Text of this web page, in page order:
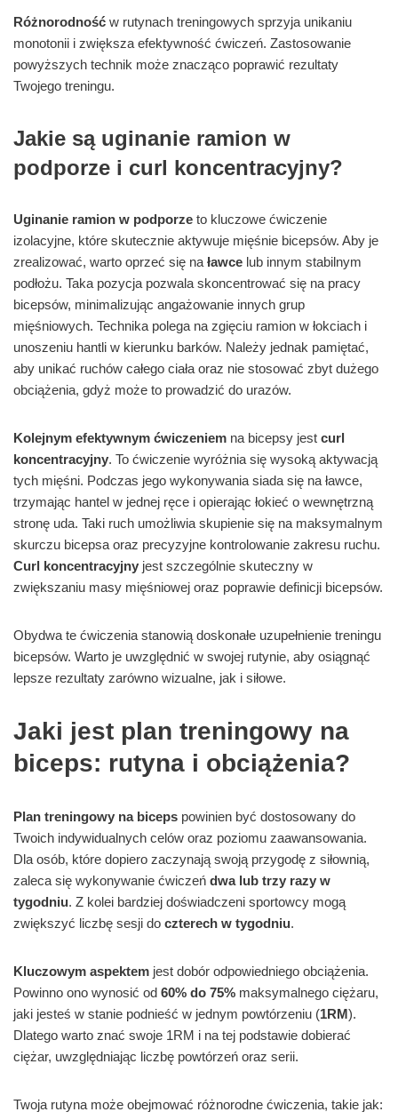
Różnorodność w rutynach treningowych sprzyja unikaniu
monotonii i zwiększa efektywność ćwiczeń. Zastosowanie
powyższych technik może znacząco poprawić rezultaty
Twojego treningu.
Jakie są uginanie ramion w
podporze i curl koncentracyjny?
Uginanie ramion w podporze to kluczowe ćwiczenie
izolacyjne, które skutecznie aktywuje mięśnie bicepsów. Aby je
zrealizować, warto oprzeć się na ławce lub innym stabilnym
podłożu. Taka pozycja pozwala skoncentrować się na pracy
bicepsów, minimalizując angażowanie innych grup
mięśniowych. Technika polega na zgięciu ramion w łokciach i
unoszeniu hantli w kierunku barków. Należy jednak pamiętać,
aby unikać ruchów całego ciała oraz nie stosować zbyt dużego
obciążenia, gdyż może to prowadzić do urazów.
Kolejnym efektywnym ćwiczeniem na bicepsy jest curl
koncentracyjny. To ćwiczenie wyróżnia się wysoką aktywacją
tych mięśni. Podczas jego wykonywania siada się na ławce,
trzymając hantel w jednej ręce i opierając łokieć o wewnętrzną
stronę uda. Taki ruch umożliwia skupienie się na maksymalnym
skurczu bicepsa oraz precyzyjne kontrolowanie zakresu ruchu.
Curl koncentracyjny jest szczególnie skuteczny w
zwiększaniu masy mięśniowej oraz poprawie definicji bicepsów.
Obydwa te ćwiczenia stanowią doskonałe uzupełnienie treningu
bicepsów. Warto je uwzględnić w swojej rutynie, aby osiągnąć
lepsze rezultaty zarówno wizualne, jak i siłowe.
Jaki jest plan treningowy na
biceps: rutyna i obciążenia?
Plan treningowy na biceps powinien być dostosowany do
Twoich indywidualnych celów oraz poziomu zaawansowania.
Dla osób, które dopiero zaczynają swoją przygodę z siłownią,
zaleca się wykonywanie ćwiczeń dwa lub trzy razy w
tygodniu. Z kolei bardziej doświadczeni sportowcy mogą
zwiększyć liczbę sesji do czterech w tygodniu.
Kluczowym aspektem jest dobór odpowiedniego obciążenia.
Powinno ono wynosić od 60% do 75% maksymalnego ciężaru,
jaki jesteś w stanie podnieść w jednym powtórzeniu (1RM).
Dlatego warto znać swoje 1RM i na tej podstawie dobierać
ciężar, uwzględniając liczbę powtórzeń oraz serii.
Twoja rutyna może obejmować różnorodne ćwiczenia, takie jak: